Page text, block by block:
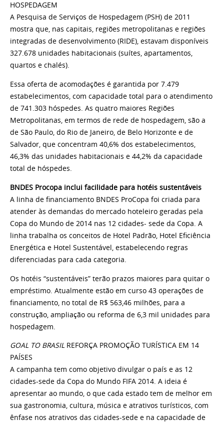
HOSPEDAGEM
A Pesquisa de Serviços de Hospedagem (PSH) de 2011
mostra que, nas capitais, regiões metropolitanas e regiões
integradas de desenvolvimento (RIDE), estavam disponíveis
327.678 unidades habitacionais (suítes, apartamentos,
quartos e chalés).
Essa oferta de acomodações é garantida por 7.479
estabelecimentos, com capacidade total para o atendimento
de 741.303 hóspedes. As quatro maiores Regiões
Metropolitanas, em termos de rede de hospedagem, são a
de São Paulo, do Rio de Janeiro, de Belo Horizonte e de
Salvador, que concentram 40,6% dos estabelecimentos,
46,3% das unidades habitacionais e 44,2% da capacidade
total de hóspedes.
BNDES Procopa inclui facilidade para hotéis sustentáveis
A linha de financiamento BNDES ProCopa foi criada para
atender às demandas do mercado hoteleiro geradas pela
Copa do Mundo de 2014 nas 12 cidades- sede da Copa. A
linha trabalha os conceitos de Hotel Padrão, Hotel Eficiência
Energética e Hotel Sustentável, estabelecendo regras
diferenciadas para cada categoria.
Os hotéis “sustentáveis” terão prazos maiores para quitar o
empréstimo. Atualmente estão em curso 43 operações de
financiamento, no total de R$ 563,46 milhões, para a
construção, ampliação ou reforma de 6,3 mil unidades para
hospedagem.
GOAL TO BRASIL REFORÇA PROMOÇÃO TURÍSTICA EM 14
PAÍSES
A campanha tem como objetivo divulgar o país e as 12
cidades-sede da Copa do Mundo FIFA 2014. A ideia é
apresentar ao mundo, o que cada estado tem de melhor em
sua gastronomia, cultura, música e atrativos turísticos, com
ênfase nos atrativos das cidades-sede e na capacidade de